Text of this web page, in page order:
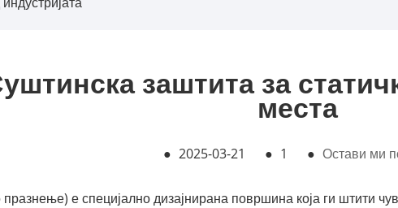
заштита за
места
● 2025-03-21 ● 1 ● Остави ми
празнење) е специјално дизајнирана површина која ги штити